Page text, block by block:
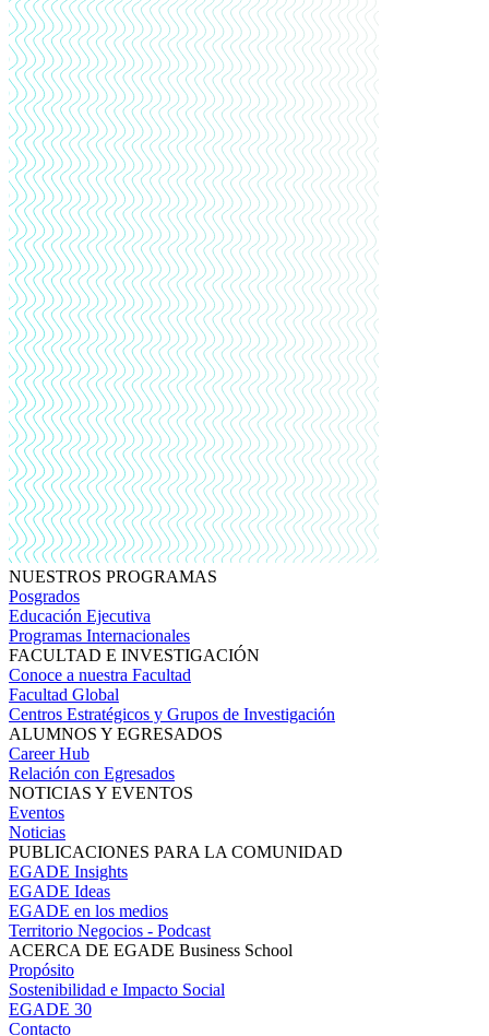
NUESTROS PROGRAMAS
Posgrados
Educación Ejecutiva
Programas Internacionales
FACULTAD E INVESTIGACIÓN
Conoce a nuestra Facultad
Facultad Global
Centros Estratégicos y Grupos de Investigación
ALUMNOS Y EGRESADOS
Career Hub
Relación con Egresados
NOTICIAS Y EVENTOS
Eventos
Noticias
PUBLICACIONES PARA LA COMUNIDAD
EGADE Insights
EGADE Ideas
EGADE en los medios
Territorio Negocios - Podcast
ACERCA DE EGADE Business School
Propósito
Sostenibilidad e Impacto Social
EGADE 30
Contacto